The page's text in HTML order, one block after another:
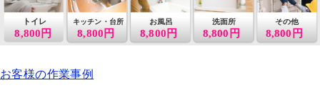
8,800円
トイレ
8,800円
キッチン・台所 お風呂
8,800円
洗面所
8,800円
その他
8,800円
お客様の作業事例